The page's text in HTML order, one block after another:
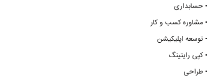
• حسابداری
• مشاورهکسب وکار
• توسعه اپلیکیشن
• کپی رایتینگ
• طراحی